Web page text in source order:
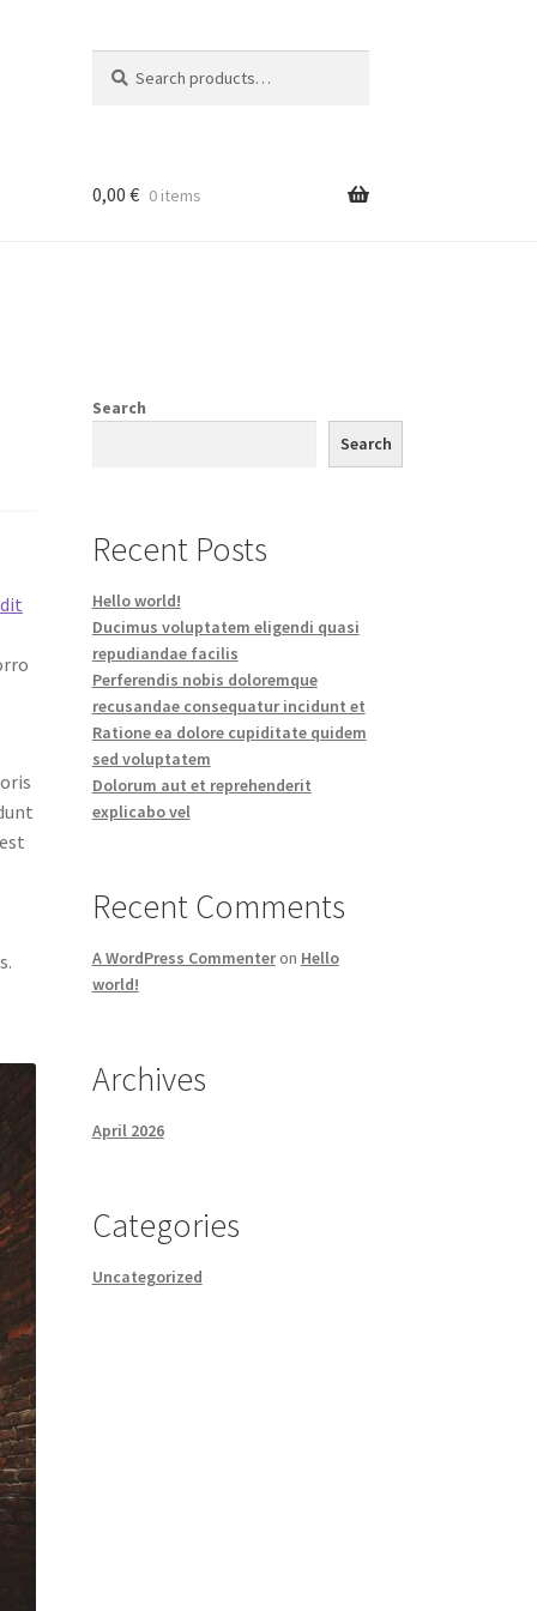
for:
0,00 € 0 items
Search
Search
Recent Posts
Hello world!
Ducimus voluptatem eligendi quasi
repudiandae facilis
Perferendis nobis doloremque
recusandae consequatur incidunt et
Ratione ea dolore cupiditate quidem
sed voluptatem
Dolorum aut et reprehenderit
explicabo vel
Recent Comments
A WordPress Commenteron Hello
world!
Archives
April 2026
Categories
Uncategorized